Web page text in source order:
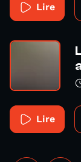
Lire
Lire